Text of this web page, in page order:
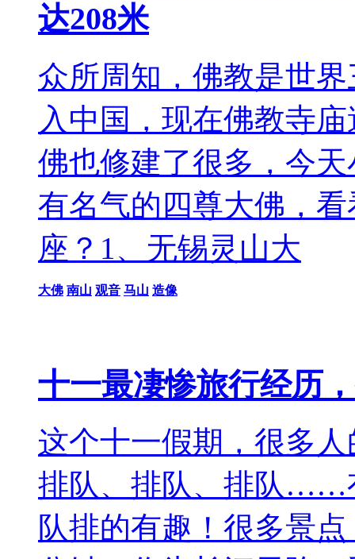
达208米
众所周知，佛教是世
入中国，现在佛教寺
佛也修建了很多，今
有名气的四尊大佛，
座？1、无锡灵山大
大佛 南山 观音 马山 造像
十一最凄惨旅行经历
这个十一假期，很多
排队、排队、排队……
队排的有趣！很多景